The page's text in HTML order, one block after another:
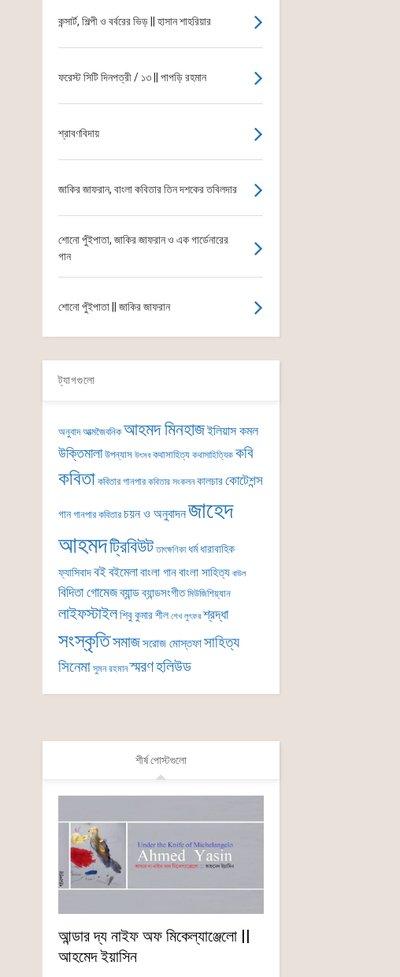
কন্সার্ট, শিল্পী ও বর্বরের ভিড় || হাসান শাহরিয়ার
ফরেস্ট সিটি দিনপত্রী / ১৩ || পাপড়ি রহমান
শ্রাবণবিদায়
জাকির জাফরান, বাংলা কবিতার তিন দশকের তবিলদার
শোনো পুঁইপাতা, জাকির জাফরান ও এক গার্ডেনারের
গান
শোনো পুঁইপাতা || জাকির জাফরান
ট্যাগগুলো
অনুবাদ আত্মজৈবনিক আহমদ মিনহাজইলিয়াস কমল
উক্তিমালা উপন্যাস উৎসব কথাসাহিত্য কথাসাহিত্যিক কবি
কবিতা কবিতার গানপার কবিতার সংকলন কালচারকোটেশন্স
গান গানপার কবিতার চয়ন ও অনুবাদনজাহেদ
আহমদট্রিবিউট তাৎক্ষণিকা ধর্ম ধারাবাহিক
ফ্যাসিবাদবইবইমেলাবাংলা গানবাংলা সাহিত্য বাউল
বিদিতা গোমেজব্যান্ডব্যান্ডসংগীত মিউজিশিয়্যান
লাইফস্টাইলশিবু কুমার শীল শেখ লুৎফর শ্রদ্ধা
সংস্কৃতিসমাজসরোজ মোস্তফাসাহিত্য
সিনেমা সুমন রহমান স্মরণহলিউড
শীর্ষ পোস্টগুলো
আন্ডার দ্য নাইফ অফ মিকেল্যাঞ্জেলো ||
আহমেদ ইয়াসিন